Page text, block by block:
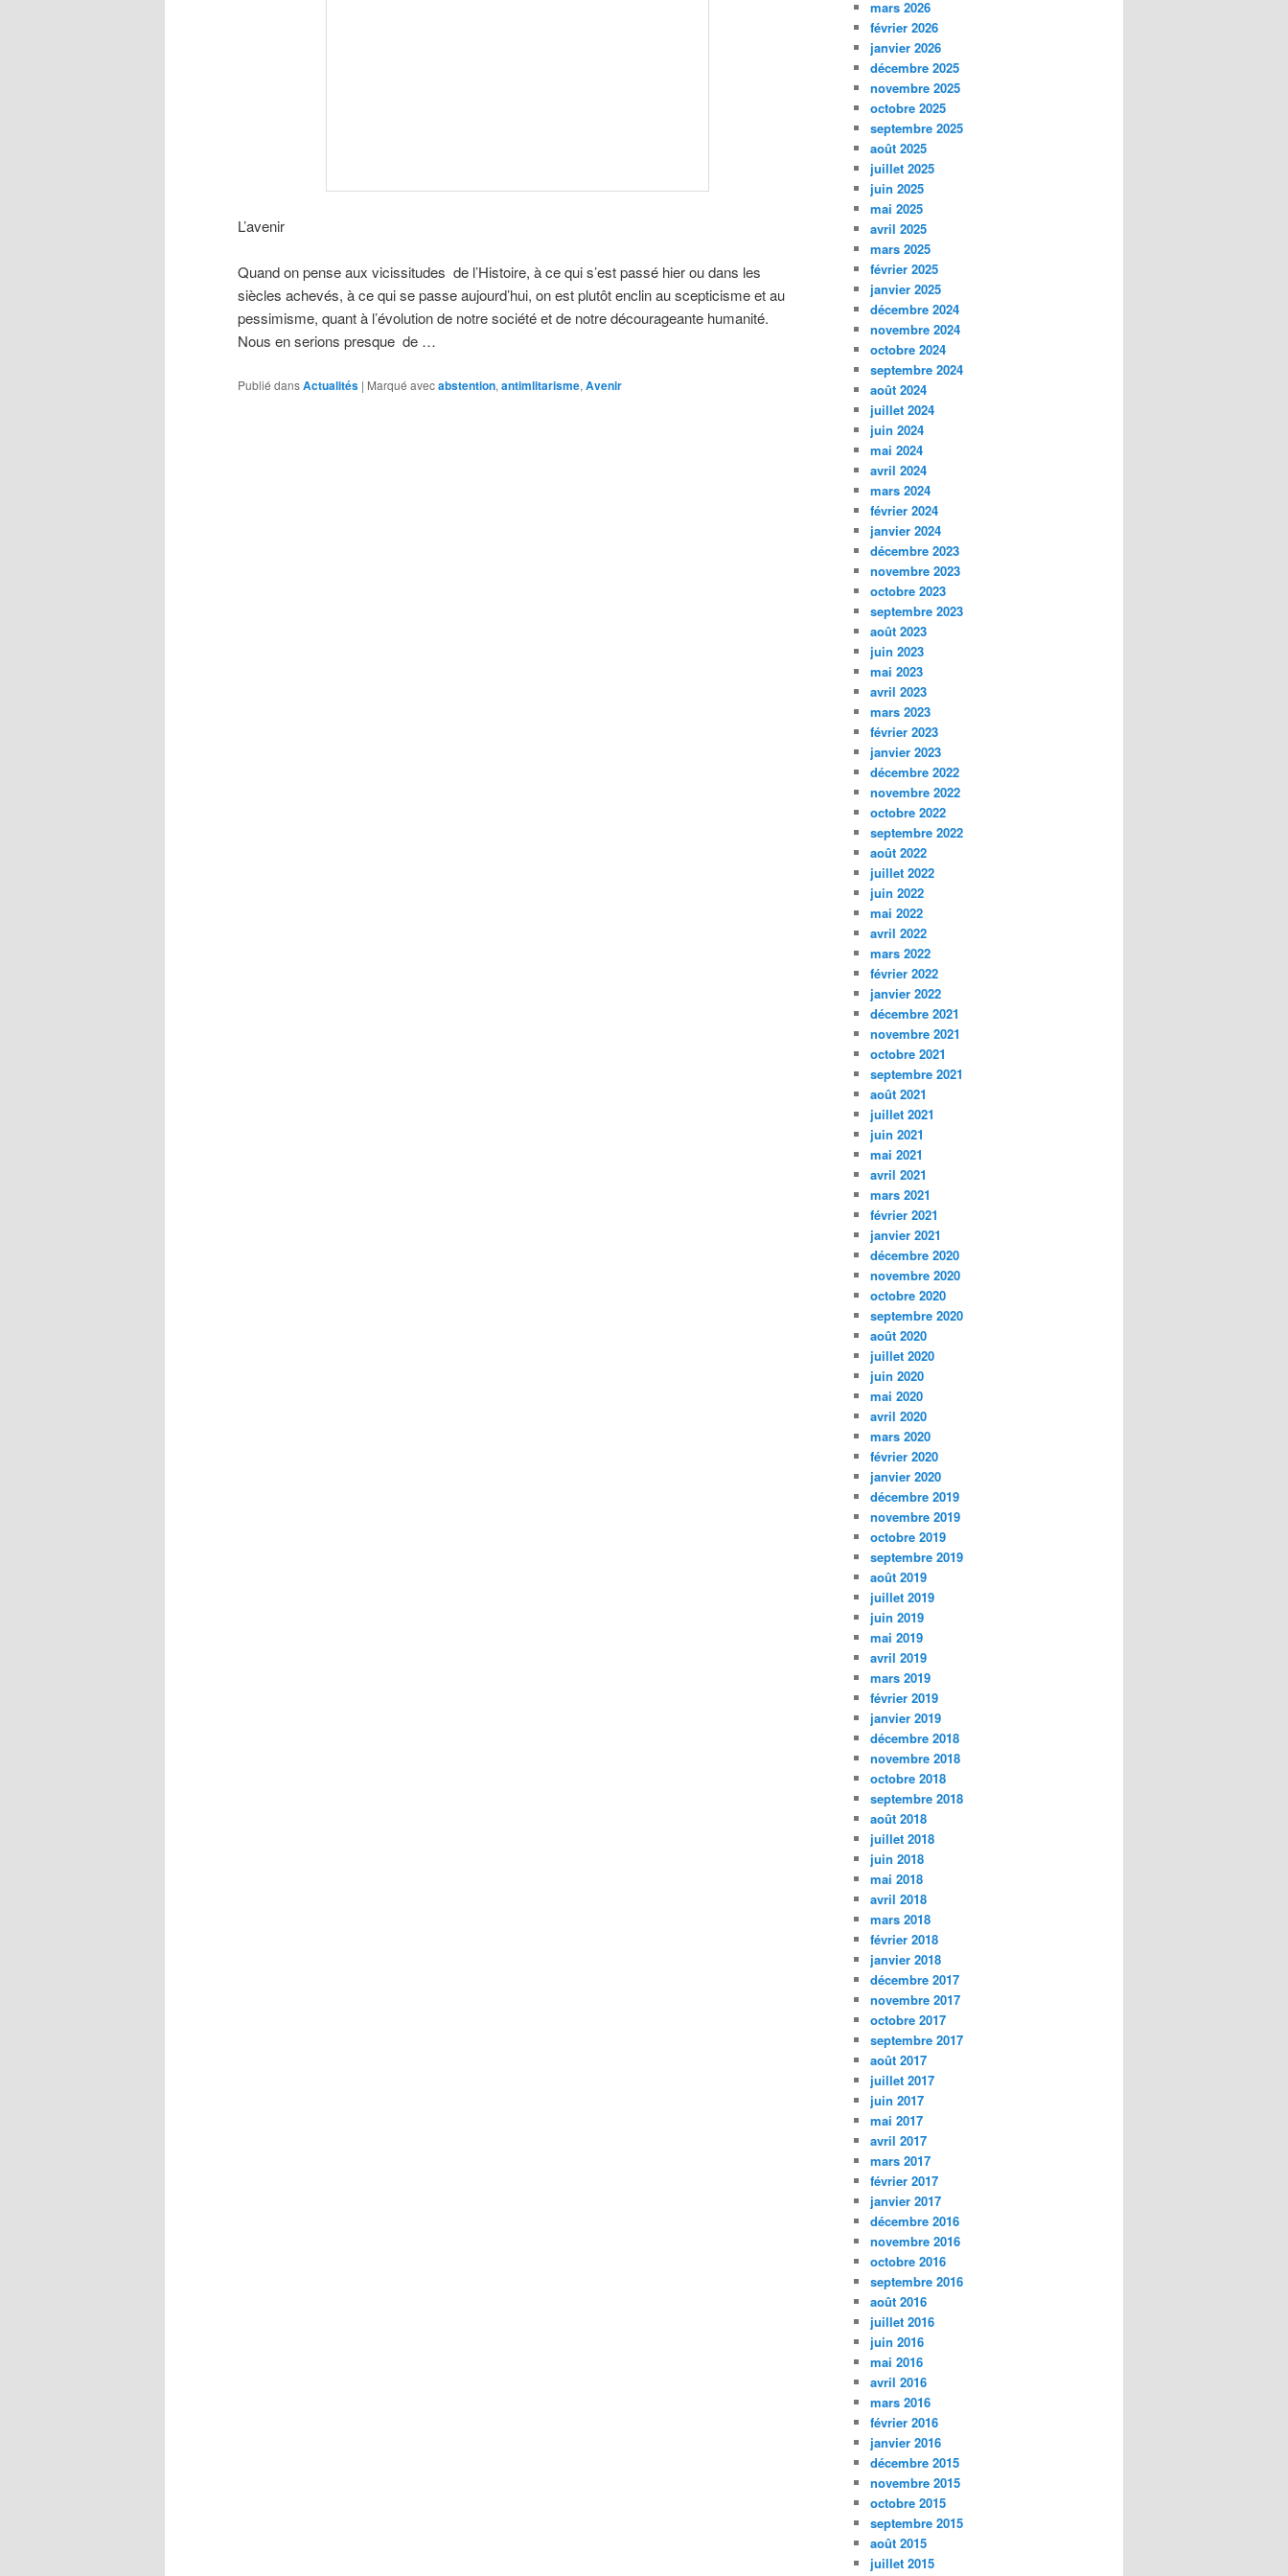
L’avenir
Quand on pense aux vicissitudes de l’Histoire, à ce qui s’est passé hier ou dans les
siècles achevés, à ce qui se passe aujourd’hui, on est plutôt enclin au scepticisme et au
pessimisme, quant à l’évolution de notre société et de notre décourageante humanité.
Nous en serions presque de …
Publié dansActualités | Marqué avecabstention, antimlitarisme, Avenir
mars 2026
février 2026
janvier 2026
décembre 2025
novembre 2025
octobre 2025
septembre 2025
août 2025
juillet 2025
juin 2025
mai 2025
avril 2025
mars 2025
février 2025
janvier 2025
décembre 2024
novembre 2024
octobre 2024
septembre 2024
août 2024
juillet 2024
juin 2024
mai 2024
avril 2024
mars 2024
février 2024
janvier 2024
décembre 2023
novembre 2023
octobre 2023
septembre 2023
août 2023
juin 2023
mai 2023
avril 2023
mars 2023
février 2023
janvier 2023
décembre 2022
novembre 2022
octobre 2022
septembre 2022
août 2022
juillet 2022
juin 2022
mai 2022
avril 2022
mars 2022
février 2022
janvier 2022
décembre 2021
novembre 2021
octobre 2021
septembre 2021
août 2021
juillet 2021
juin 2021
mai 2021
avril 2021
mars 2021
février 2021
janvier 2021
décembre 2020
novembre 2020
octobre 2020
septembre 2020
août 2020
juillet 2020
juin 2020
mai 2020
avril 2020
mars 2020
février 2020
janvier 2020
décembre 2019
novembre 2019
octobre 2019
septembre 2019
août 2019
juillet 2019
juin 2019
mai 2019
avril 2019
mars 2019
février 2019
janvier 2019
décembre 2018
novembre 2018
octobre 2018
septembre 2018
août 2018
juillet 2018
juin 2018
mai 2018
avril 2018
mars 2018
février 2018
janvier 2018
décembre 2017
novembre 2017
octobre 2017
septembre 2017
août 2017
juillet 2017
juin 2017
mai 2017
avril 2017
mars 2017
février 2017
janvier 2017
décembre 2016
novembre 2016
octobre 2016
septembre 2016
août 2016
juillet 2016
juin 2016
mai 2016
avril 2016
mars 2016
février 2016
janvier 2016
décembre 2015
novembre 2015
octobre 2015
septembre 2015
août 2015
juillet 2015